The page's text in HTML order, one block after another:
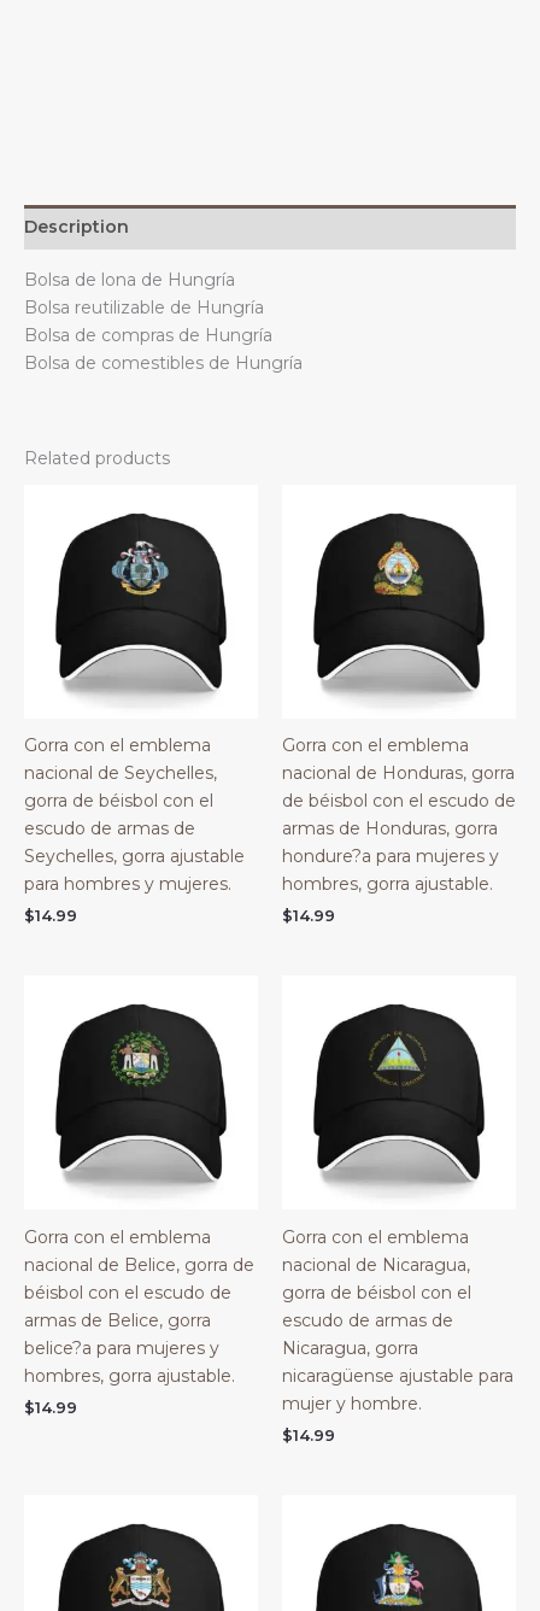
Description
Bolsa de lona de Hungría
Bolsa reutilizable de Hungría
Bolsa de compras de Hungría
Bolsa de comestibles de Hungría
Related products
Gorra con el emblema
nacional de Seychelles,
gorra de béisbol con el
escudo de armas de
Seychelles, gorra ajustable
para hombres y mujeres.
$14.99
Gorra con el emblema
nacional de Honduras, gorra
de béisbol con el escudo de
armas de Honduras, gorra
hondure?a para mujeres y
hombres, gorra ajustable.
$14.99
Gorra con el emblema
nacional de Belice, gorra de
béisbol con el escudo de
armas de Belice, gorra
belice?a para mujeres y
hombres, gorra ajustable.
$14.99
Gorra con el emblema
nacional de Nicaragua,
gorra de béisbol con el
escudo de armas de
Nicaragua, gorra
nicaragüense ajustable para
mujer y hombre.
$14.99